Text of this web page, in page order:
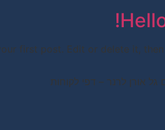
first post. Edit or delete it,
אורן לרנר – דפי לקוחות